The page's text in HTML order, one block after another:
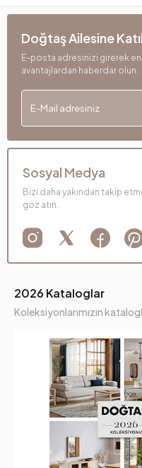
2026 Kataloglar
Koleksiyonlarımızın
Doğtaş Ailesine
E-posta adresinizi girerek en
avantajlardan haberdar olun.
Sosyal Medya
Bizi daha yakından takip
göz atın.